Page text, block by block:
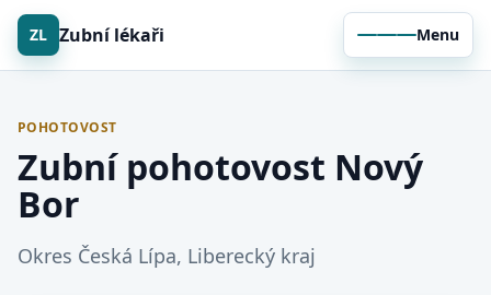
ZL Zubní lékaři Menu
POHOTOVOST
Zubní pohotovost Nový
Bor
Okres Česká Lípa, Liberecký kraj